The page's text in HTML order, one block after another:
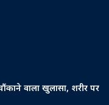
वाला खुलासा, शरीर पर